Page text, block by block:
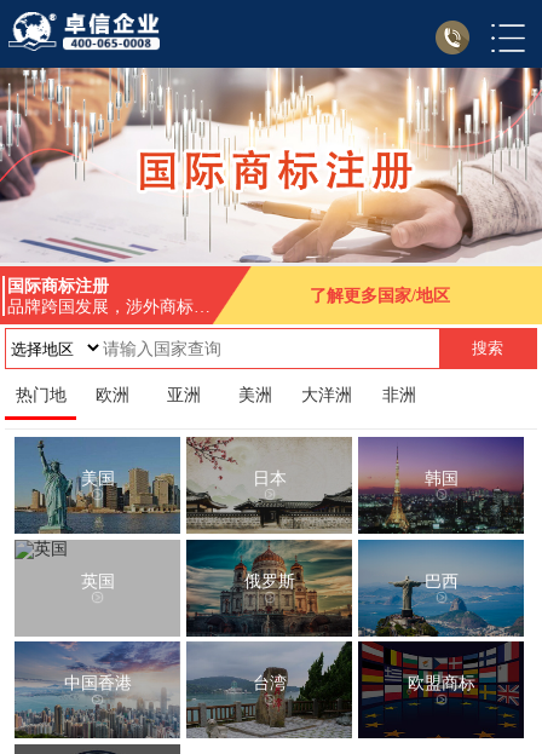
国际商标注册
品牌跨国发展，涉外商标注
册要先行
了解更多国家/地区
搜索
热门地 欧洲 亚洲 美洲 大洋洲 非洲
美国 日本 韩国
英国 俄罗斯 巴西
中国香港 台湾 欧盟商标